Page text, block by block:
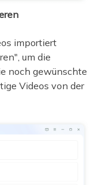
importiert
um die
noch gewünschte
Videos von der